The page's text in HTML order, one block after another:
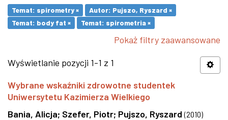
Temat: spirometry ×
Autor: Pujszo, Ryszard ×
Temat: body fat ×
Temat: spirometria ×
Pokaż filtry zaawansowane
Wyświetlanie pozycji 1-1 z 1
Wybrane wskaźniki zdrowotne studentek
Uniwersytetu Kazimierza Wielkiego
Bania, Alicja; Szefer, Piotr; Pujszo, Ryszard (2010)